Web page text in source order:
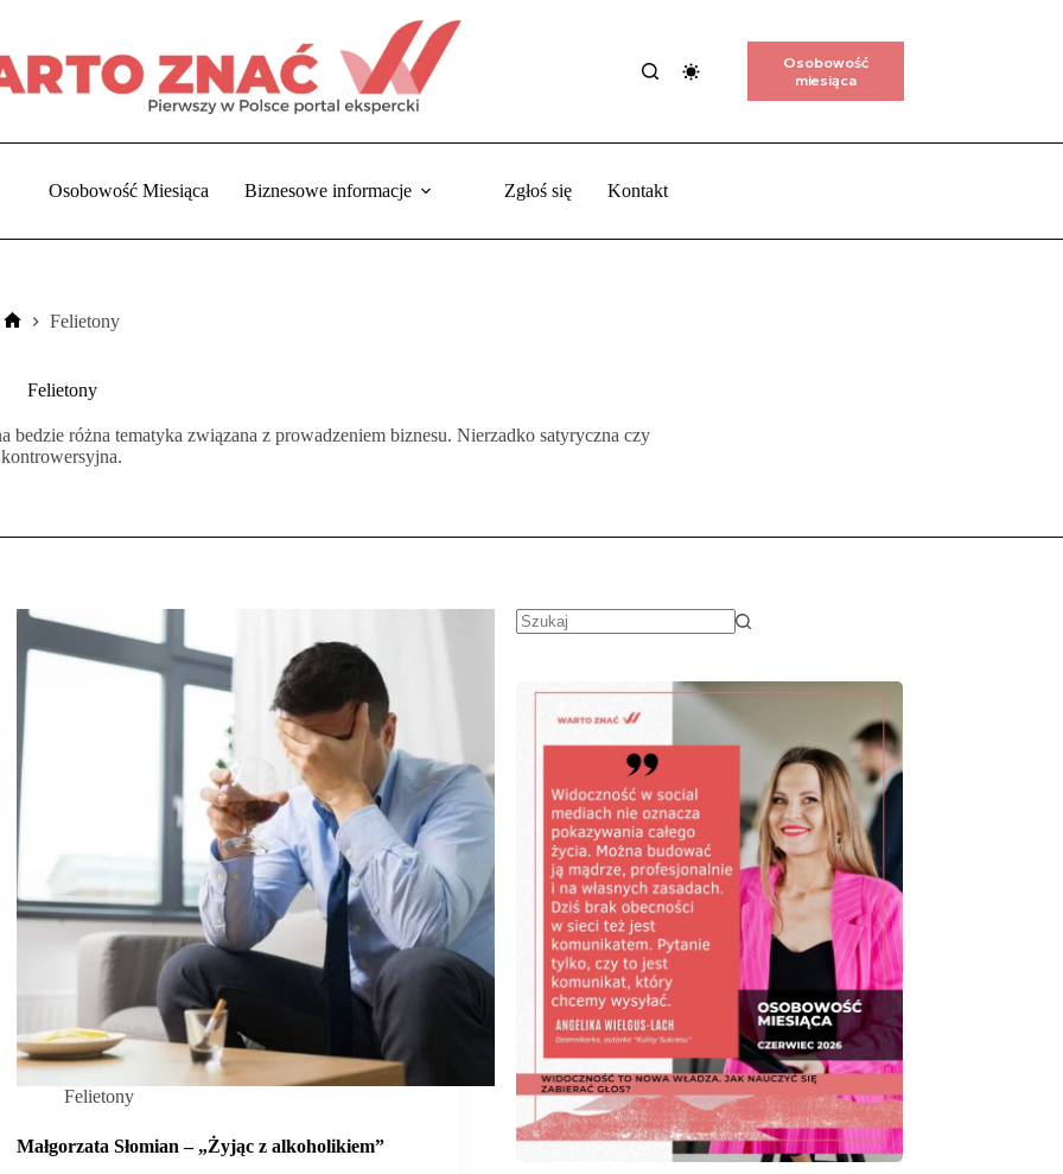
Osobowość
miesiąca
Osobowość Miesiąca Biznesowe informacje Zgłoś się Kontakt
Felietony
Felietony
różna tematyka związana z prowadzeniem biznesu. Nierzadko satyryczna czy
kontrowersyjna.
Felietony
Małgorzata Słomian – „Żyjąc z alkoholikiem”